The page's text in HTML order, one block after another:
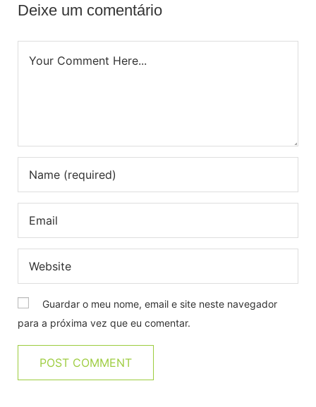
Deixe um comentário
Guardar o meu nome, email e site neste navegador
para a próxima vez que eu comentar.